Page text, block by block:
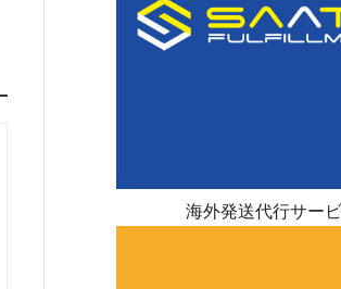
海外発送代行サー